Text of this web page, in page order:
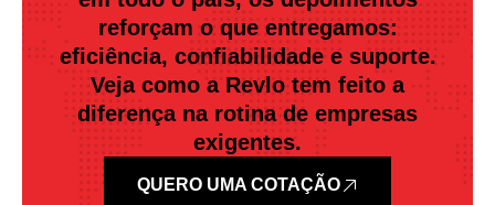
reforçam o que entregamos:
eficiência, confiabilidade e suporte.
Veja como a Revlo tem feito a
diferença na rotina de empresas
exigentes.
QUERO UMA COTAÇÃO